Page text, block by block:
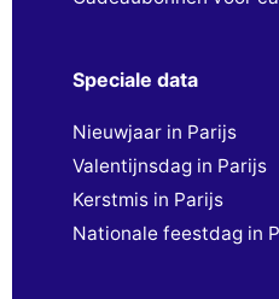
Speciale data
Nieuwjaar in Parijs
Valentijnsdag in Parijs
Kerstmis in Parijs
Nationale feestdag in